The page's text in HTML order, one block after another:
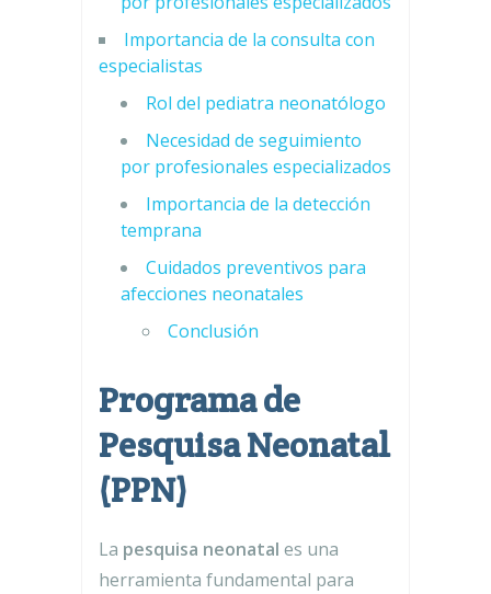
Importancia de la consulta con
especialistas
Rol del pediatra neonatólogo
Necesidad de seguimiento
por profesionales especializados
Importancia de la detección
temprana
Cuidados preventivos para
afecciones neonatales
Conclusión
Programa de
Pesquisa Neonatal
(PPN)
La pesquisa neonatal es una
herramienta fundamental para